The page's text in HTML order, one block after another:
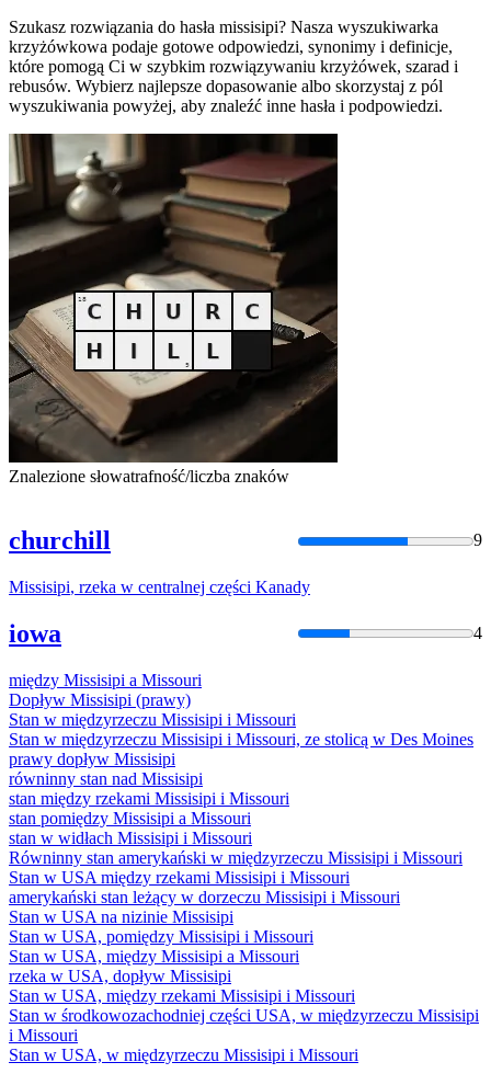
Szukasz rozwiązania do hasła missisipi? Nasza wyszukiwarka
krzyżówkowa podaje gotowe odpowiedzi, synonimy i definicje,
które pomogą Ci w szybkim rozwiązywaniu krzyżówek, szarad i
rebusów. Wybierz najlepsze dopasowanie albo skorzystaj z pól
wyszukiwania powyżej, aby znaleźć inne hasła i podpowiedzi.
Znalezione słowatrafność/liczba znaków
churchill 9
Missisipi, rzeka w centralnej części Kanady
iowa 4
między Missisipi a Missouri
Dopływ Missisipi (prawy)
Stan w międzyrzeczu Missisipi i Missouri
Stan w międzyrzeczu Missisipi i Missouri, ze stolicą w Des Moines
prawy dopływ Missisipi
równinny stan nad Missisipi
stan między rzekami Missisipi i Missouri
stan pomiędzy Missisipi a Missouri
stan w widłach Missisipi i Missouri
Równinny stan amerykański w międzyrzeczu Missisipi i Missouri
Stan w USA między rzekami Missisipi i Missouri
amerykański stan leżący w dorzeczu Missisipi i Missouri
Stan w USA na nizinie Missisipi
Stan w USA, pomiędzy Missisipi i Missouri
Stan w USA, między Missisipi a Missouri
rzeka w USA, dopływ Missisipi
Stan w USA, między rzekami Missisipi i Missouri
Stan w środkowozachodniej części USA, w międzyrzeczu Missisipi
i Missouri
Stan w USA, w międzyrzeczu Missisipi i Missouri